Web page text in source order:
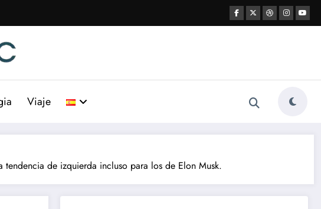
Viaje
tendencia de izquierda incluso para los de Elon Musk.